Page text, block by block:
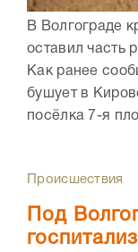
В Волгограде
оставил часть
Как ранее
бушует в
посёлка 7-я
Происшествия
Под